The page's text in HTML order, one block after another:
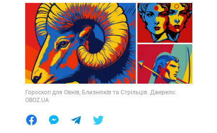
Життя
Лайфхаки
Гороскоп для Овнів, Близнюків та Стрільців. Джерело:
OBOZ.UA